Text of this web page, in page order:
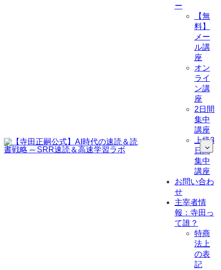
ー
【無
料】
メー
ル講
座
オン
ライ
ン講
座
2日間
集中
講座
上級3
日間
集中
講座
お問い合わ
せ
主宰者情
報：寺田っ
て誰？
特商
法上
の表
記